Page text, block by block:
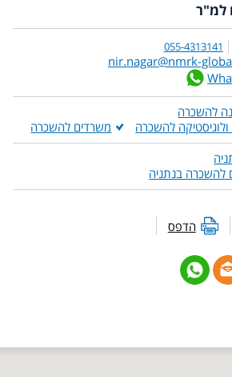
055-4313141
nir.nagar@nmrk-
להשכרה
להשכרה
משרדים להשכרה
להשכרה בנתניה
הדפס